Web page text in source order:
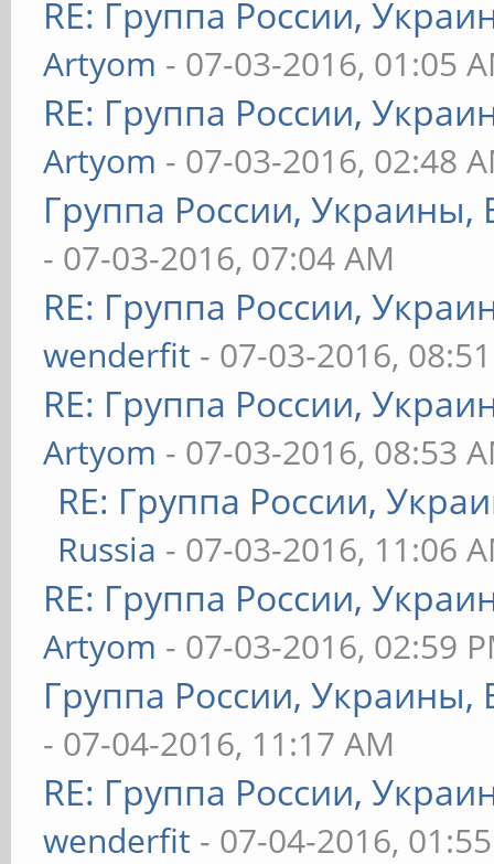
RE: Группа России,
Artyom - 07-03-2016, 01:05
RE: Группа России,
Artyom - 07-03-2016, 02:48
Группа России, Украины,
- 07-03-2016, 07:04 AM
RE: Группа России,
wenderfit - 07-03-2016,
RE: Группа России,
Artyom - 07-03-2016, 08:53
RE: Группа России,
Russia - 07-03-2016, 11:06
RE: Группа России,
Artyom - 07-03-2016, 02:59
Группа России, Украины,
- 07-04-2016, 11:17 AM
RE: Группа России,
wenderfit - 07-04-2016,